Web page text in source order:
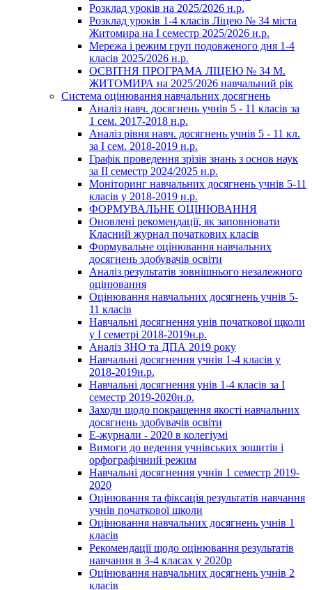
Розклад уроків на 2025/2026 н.р.
Розклад уроків 1-4 класів Ліцею № 34 міста
Житомира на І семестр 2025/2026 н.р.
Мережа і режим груп подовженого дня 1-4
класів 2025/2026 н.р.
ОСВІТНЯ ПРОГРАМА ЛІЦЕЮ № 34 М.
ЖИТОМИРА на 2025/2026 навчальний рік
Система оцінювання навчальних досягнень
Аналіз навч. досягнень учнів 5 - 11 класів за
1 сем. 2017-2018 н.р.
Аналіз рівня навч. досягнень учнів 5 - 11 кл.
за І сем. 2018-2019 н.р.
Графік проведення зрізів знань з основ наук
за ІІ семестр 2024/2025 н.р.
Моніторинг навчальних досягнень учнів 5-11
класів у 2018-2019 н.р.
ФОРМУВАЛЬНЕ ОЦІНЮВАННЯ
Оновлені рекомендації, як заповнювати
Класний журнал початкових класів
Формувальне оцінювання навчальних
досягнень здобувачів освіти
Аналіз результатів зовнішнього незалежного
оцінювання
Оцінювання навчальних досягнень учнів 5-
11 класів
Навчальні досягнення унів початкової щколи
у І семетрі 2018-2019н.р.
Аналіз ЗНО та ДПА 2019 року
Навчальні досягнення учнів 1-4 класів у
2018-2019н.р.
Навчальні досягнення унів 1-4 класів за І
семестр 2019-2020н.р.
Заходи щодо покращення якості навчальних
досягнень здобувачів освіти
Е-журнали - 2020 в колегіумі
Вимоги до ведення учнівських зошитів і
орфографічний режим
Навчальні досягнення учнів 1 семестр 2019-
2020
Оцінювання та фіксація результатів навчання
учнів початкової школи
Оцінювання навчальних досягнень учнів 1
класів
Рекомендації щодо оцінювання результатів
навчання в 3-4 класах у 2020р
Оцінювання навчальних досягнень учнів 2
класів